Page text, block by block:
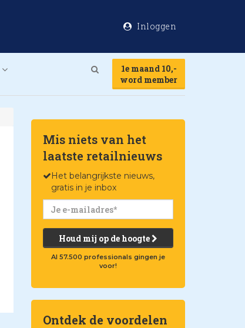
Inloggen
1e maand 10,-
word member
Mis niets van het
laatste retailnieuws
Het belangrijkste nieuws,
gratis in je inbox
Houd mij op de hoogte
Al 57.500 professionals gingen je
voor!
Ontdek de voordelen